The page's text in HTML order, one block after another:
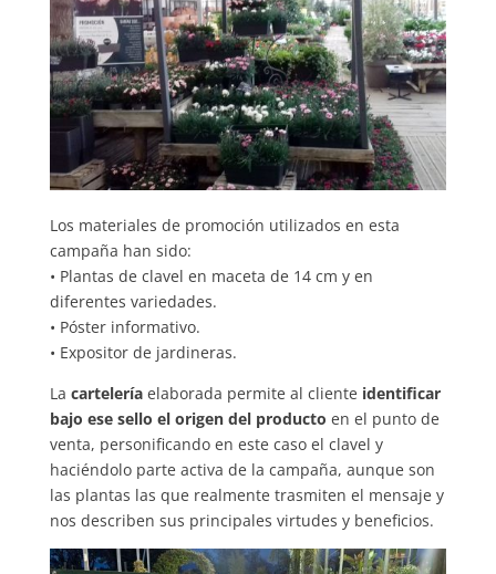
Los materiales de promoción utilizados en esta
campaña han sido:
• Plantas de clavel en maceta de 14 cm y en
diferentes variedades.
• Póster informativo.
• Expositor de jardineras.
La cartelería elaborada permite al cliente identificar
bajo ese sello el origen del producto en el punto de
venta, personificando en este caso el clavel y
haciéndolo parte activa de la campaña, aunque son
las plantas las que realmente trasmiten el mensaje y
nos describen sus principales virtudes y beneficios.